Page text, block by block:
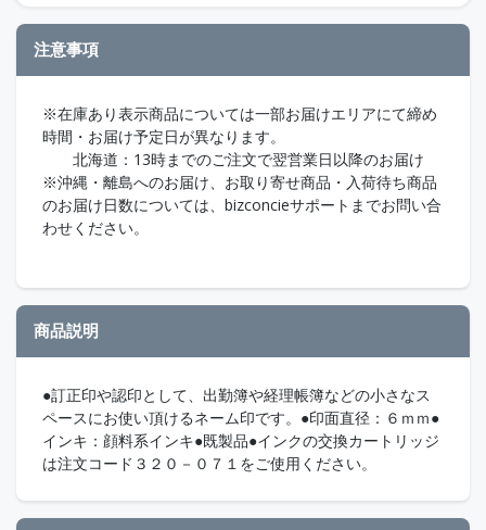
注意事項
※在庫あり表示商品については一部お届けエリアにて締め
時間・お届け予定日が異なります。
北海道：13時までのご注文で翌営業日以降のお届け
※沖縄・離島へのお届け、お取り寄せ商品・入荷待ち商品
のお届け日数については、bizconcieサポートまでお問い合
わせください。
商品説明
●訂正印や認印として、出勤簿や経理帳簿などの小さなス
ペースにお使い頂けるネーム印です。●印面直径：６ｍｍ●
インキ：顔料系インキ●既製品●インクの交換カートリッジ
は注文コード３２０－０７１をご使用ください。